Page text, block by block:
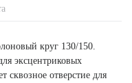
круг 130/150.
эксцентриковых
сквозное отверстие для